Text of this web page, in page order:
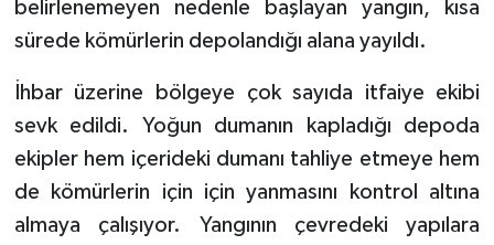
belirlenemeyen nedenle başlayan yangın, kısa
sürede kömürlerin depolandığı alana yayıldı.
İhbar üzerine bölgeye çok sayıda itfaiye ekibi
sevk edildi. Yoğun dumanın kapladığı depoda
ekipler hem içerideki dumanı tahliye etmeye hem
de kömürlerin için için yanmasını kontrol altına
almaya çalışıyor. Yangının çevredeki yapılara